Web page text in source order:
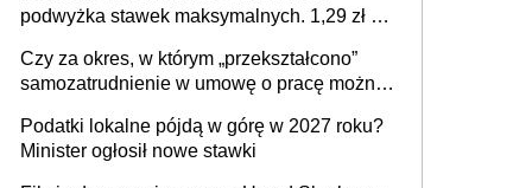
podwyżka stawek maksymalnych. 1,29 zł za
budynków i lokali związanych z
prowadzeniem działalności gospodarczej
Czy za okres, w którym „przekształcono”
samozatrudnienie w umowę o pracę można
umowy cywilnoprawnej jedynym
racjonalnym wyjściem
Podatki lokalne pójdą w górę w 2027 roku?
Minister ogłosił nowe stawki